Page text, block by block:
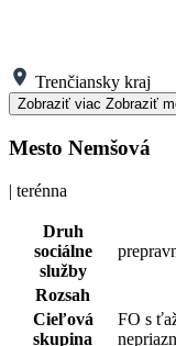
Trenčiansky kraj
Zobraziť viac Zobraziť
Mesto Nemšová
| terénna
Druh
sociálne
služby
Rozsah
Cieľová
skupina
FO s